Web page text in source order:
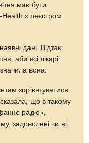
має бути
з реєстром
дані. Відтак
аби всі лікарі
вона.
зорієнтуватися
що в такому
радіо»,
задоволені чи ні